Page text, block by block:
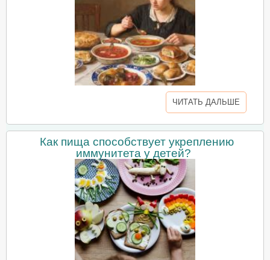
ЧИТАТЬ ДАЛЬШЕ
Как пища способствует укреплению
иммунитета у детей?